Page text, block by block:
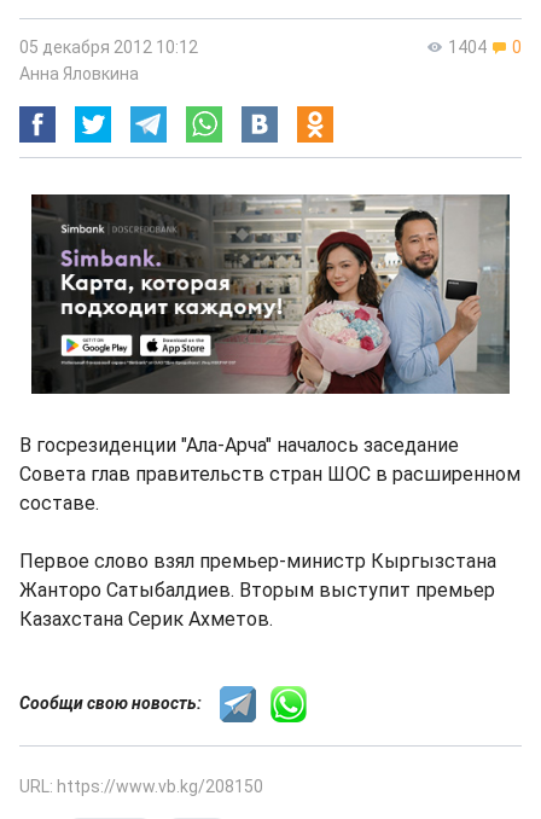
1404 0
05 декабря 2012 10:12
Анна Яловкина
В госрезиденции "Ала-Арча" началось заседание
Совета глав правительств стран ШОС в расширенном
составе.
Первое слово взял премьер-министр Кыргызстана
Жанторо Сатыбалдиев. Вторым выступит премьер
Казахстана Серик Ахметов.
Сообщи свою новость:
URL: https://www.vb.kg/208150